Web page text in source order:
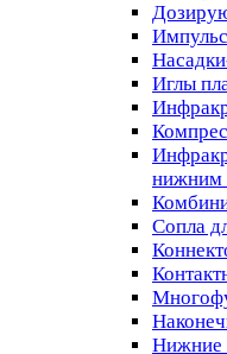
Иглы
нижним
Сопла
Нижние